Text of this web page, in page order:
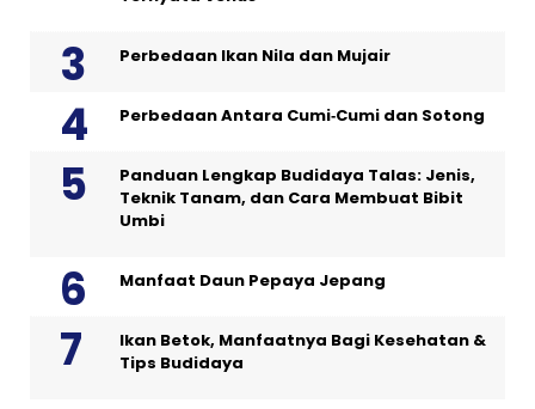
Perbedaan Ikan Nila dan Mujair
Perbedaan Antara Cumi‑Cumi dan Sotong
Panduan Lengkap Budidaya Talas: Jenis,
Teknik Tanam, dan Cara Membuat Bibit
Umbi
Manfaat Daun Pepaya Jepang
Ikan Betok, Manfaatnya Bagi Kesehatan &
Tips Budidaya